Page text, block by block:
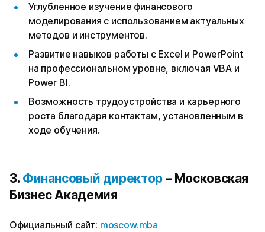
Углубленное изучение финансового
моделирования с использованием актуальных
методов и инструментов.
Развитие навыков работы с Excel и PowerPoint
на профессиональном уровне, включая VBA и
Power BI.
Возможность трудоустройства и карьерного
роста благодаря контактам, установленным в
ходе обучения.
3. Финансовый директор– Московская
Бизнес Академия
Официальный сайт: moscow.mba